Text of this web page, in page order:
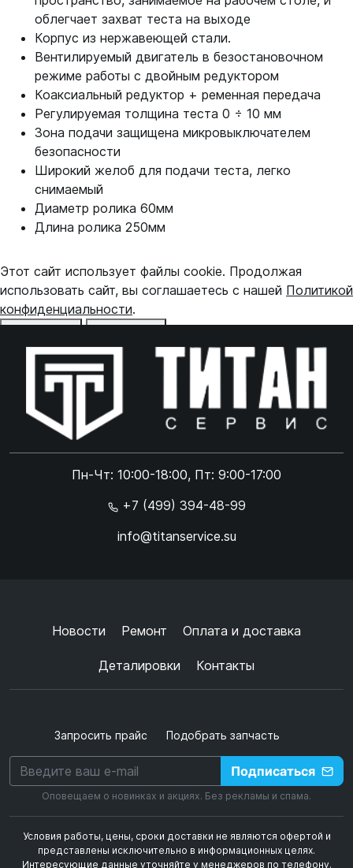
облегчает захват теста на выходе
Корпус из нержавеющей стали.
Вентилируемый двигатель в безостановочном
режиме работы с двойным редуктором
Коаксиальный редуктор + ременная передача
Регулируемая толщина теста 0 ÷ 10 мм
Зона подачи защищена микровыключателем
безопасности
Широкий желоб для подачи теста, легко
снимаемый
Диаметр ролика 60мм
Длина ролика 250мм
Пн-Чт: 10:00-18:00, Пт: 9:00-17:00
+7 (499) 394-48-99
info@titanservice.su
Новости Ремонт Оплата и доставка
Деталировки Контакты
Запросить прайс Подобрать запчасть
Подписаться
Оповещаем о новинках и акциях. Без рекламы и спама.
Условия работы, цены, сроки доставки не являются офертой и
представлены исключительно в информационных целях.
Интересующие данные уточняйте у менеджеров по телефону.
Этот сайт использует файлы cookie. Продолжая
использовать сайт, вы соглашаетесь с нашей Политикой
конфиденциальности.
Online чат
Online чат